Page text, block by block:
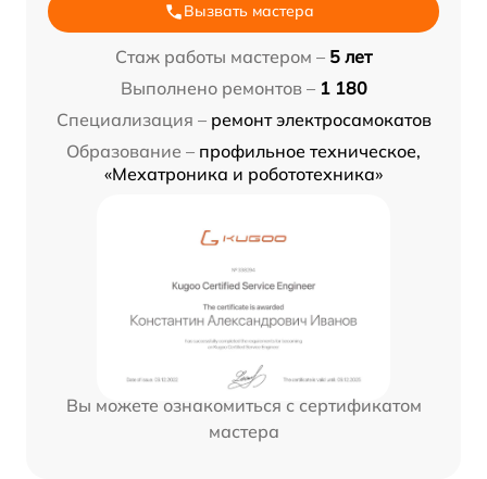
Вызвать мастера
Стаж работы мастером – 5 лет
Выполнено ремонтов – 1 180
Специализация – ремонт электросамокатов
Образование – профильное техническое,
«Мехатроника и робототехника»
Вы можете ознакомиться с сертификатом
мастера